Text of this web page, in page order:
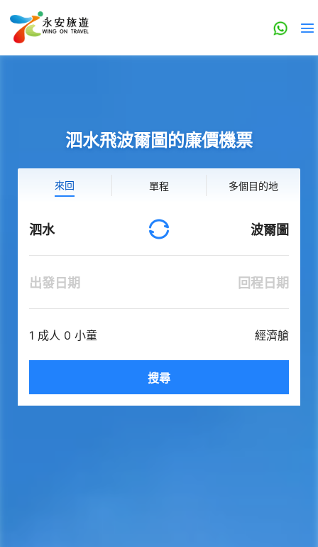
泗水飛波爾圖的廉價機票
來回 單程 多個目的地
泗水 波爾圖
出發日期 回程日期
1 成人 0 小童 經濟艙
搜尋